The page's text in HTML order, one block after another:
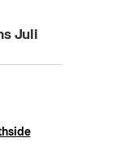
Juli